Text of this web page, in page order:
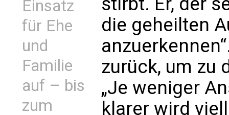
Einsatz
für Ehe
und
Familie
auf – bis
zum
die geheilten
zurück, um zu
„Je weniger
klarer wird